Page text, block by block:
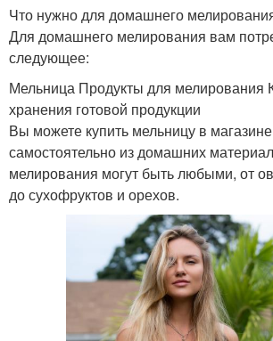
Что нужно для домашнего
Для домашнего мелирования вам
следующее:
Мельница Продукты для мелирования
хранения готовой продукции
Вы можете купить мельницу в
самостоятельно из домашних
мелирования могут быть любыми, от
до сухофруктов и орехов.